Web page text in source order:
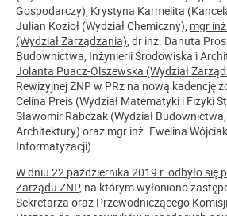
Gospodarczy), Krystyna Karmelita
Julian Kozioł (Wydział Chemiczny), mgr
(Wydział Zarządzania), dr inż. Danuta
Budownictwa, Inżynierii Środowiska i
Jolanta Puacz-Olszewska (Wydział
Rewizyjnej ZNP w PRz na nową kadencję
Celina Preis (Wydział Matematyki i Fizyki
Sławomir Rabczak (Wydział
Architektury) oraz mgr inż. Ewelina
Informatyzacji).
W dniu 22 października 2019 r. odbyło się
Zarządu ZNP, na którym wyłoniono
Sekretarza oraz Przewodniczącego